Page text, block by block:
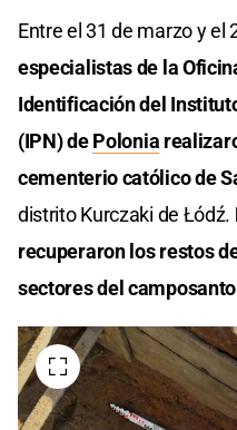
Entre el 31 de marzo y el
especialistas de la
Identificación del
(IPN) dePolonia
cementerio católico de
distrito Kurczaki de Łódź.
recuperaron los restos
sectores del